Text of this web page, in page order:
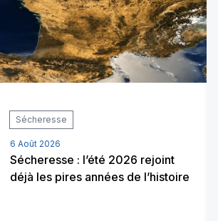
Sécheresse
6 Août 2026
Sécheresse : l’été 2026 rejoint
déjà les pires années de l’histoire